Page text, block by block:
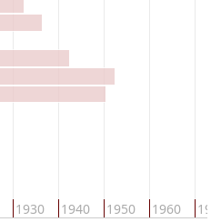
1930 1940 1950 1960